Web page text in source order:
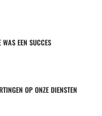
WAS EEN SUCCES
OP ONZE DIENSTEN